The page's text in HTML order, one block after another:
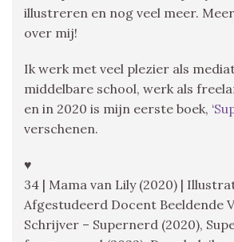
illustreren en nog veel meer.
over mij!
Ik werk met veel plezier als
middelbare school, werk als
en in 2020 is mijn eerste boek, ‘
verschenen.
♥
34 | Mama van Lily (2020) |
Afgestudeerd Docent Beeldende
Schrijver – Supernerd (2020),